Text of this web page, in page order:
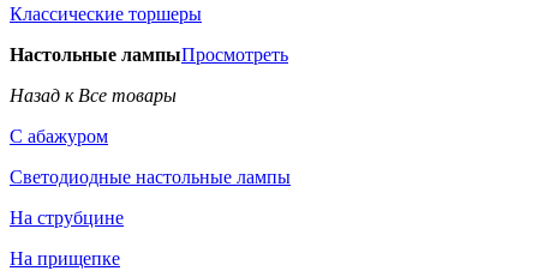
Классические торшеры
Настольные лампыПросмотреть
Назад к Все товары
С абажуром
Светодиодные настольные лампы
На струбцине
На прищепке